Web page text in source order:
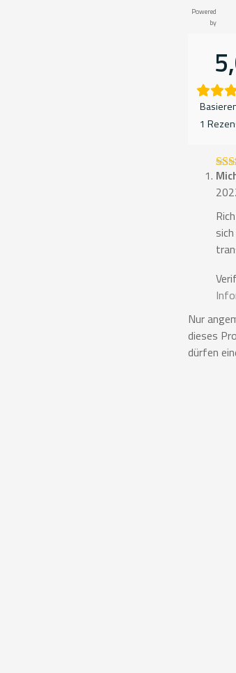
Powered
by
1
5
Nur
dieses
dürfen